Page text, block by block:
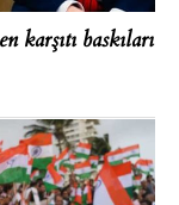
karşıtı baskıları